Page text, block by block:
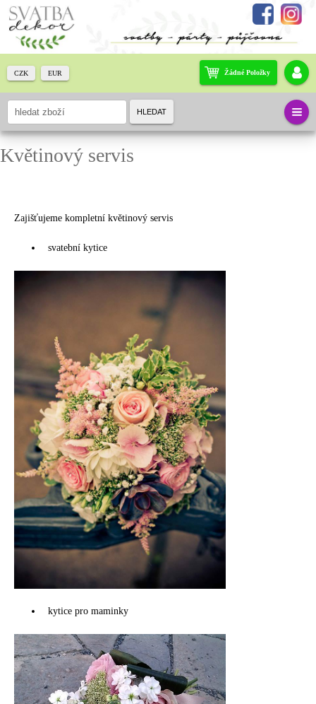
Květinový servis
Zajišťujeme kompletní květinový servis
svatební kytice
kytice pro maminky
Žádné Položky
CZK EUR
HLEDAT